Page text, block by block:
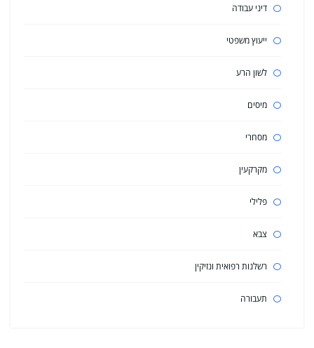
דיני עבודה
ייעוץ משפטי
לשון הרע
מיסים
מסחרי
מקרקעין
פלילי
צבא
רשלנות רפואית ונזיקין
תעבורה